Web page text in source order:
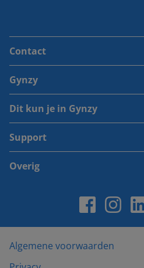
Contact
Gynzy
Dit kun je in Gynzy
Support
Overig
Algemene voorwaarden